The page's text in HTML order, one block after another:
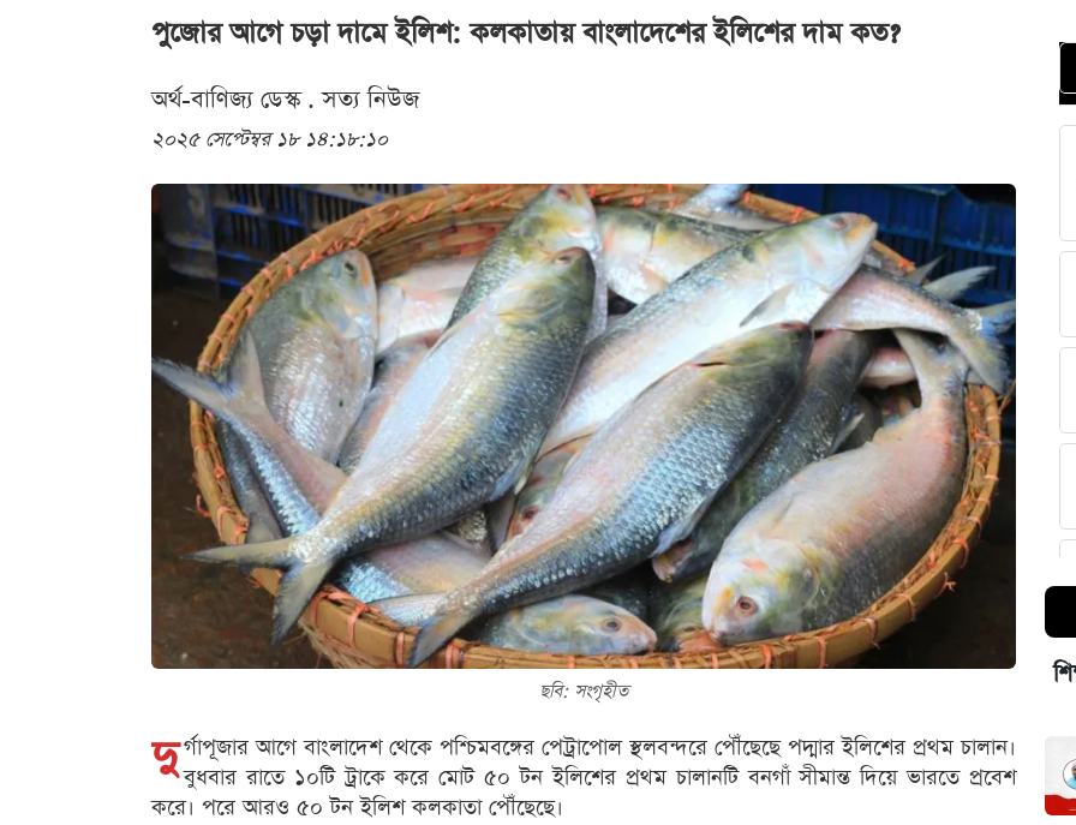
পুজোর আগে চড়া দামে ইলিশ: কলকাতায় বাংলাদেশের ইলিশের দাম কত?
অর্থ-বাণিজ্য ডেস্ক . সত্য নিউজ
২০২৫ সেপ্টেম্বর ১৮ ১৪:১৮:১০
ছবি: সংগৃহীত
দু র্গাপূজার আগে বাংলাদেশ থেকে পশ্চিমবঙ্গের পেট্রাপোল স্থলবন্দরে পৌঁছেছে পদ্মার ইলিশের প্রথম চালান।
বুধবার রাতে ১০টি ট্রাকে করে মোট ৫০ টন ইলিশের প্রথম চালানটি বনগাঁ সীমান্ত দিয়ে ভারতে প্রবেশ
করে। পরে আরও ৫০ টন ইলিশ কলকাতা পৌঁছেছে।